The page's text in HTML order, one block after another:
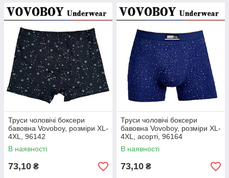
Труси чоловічі боксери
бавовна Vovoboy, розміри XL-
4XL, 96142
В наявності
73,10 ₴
Труси чоловічі боксери
бавовна Vovoboy, розміри XL-
4XL, асорті, 96164
В наявності
73,10 ₴